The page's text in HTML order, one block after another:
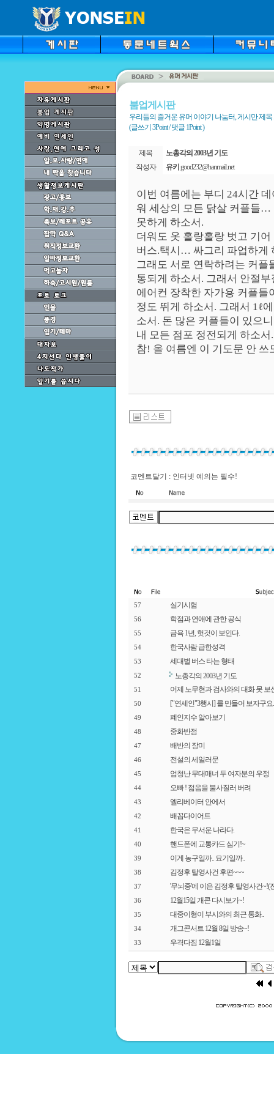
붐업게시판
우리들의 즐거운 유머 이야기 나눔터, 게시만 제
(글쓰기 3Point / 댓글 1Point )
제목
노총각의 2003년 기도
작성자
유키 good232@hanmail.net
이번 여름에는 부디 24시간
워 세상의 모든 닭살 커플들…
못하게 하소서.
더워도 옷 홀랑홀랑 벗고 기
버스.택시… 싸그리 파업하게
그래도 서로 연락하려는 커플
통되게 하소서. 그래서 안절
에어컨 장착한 자가용 커플
정도 뛰게 하소서. 그래서 1ℓ
소서. 돈 많은 커플들이 있으
내 모든 점포 정전되게 하소서.
참! 올 여름엔 이 기도문 안 쓰
코멘트달기 : 인터넷 예의는 필수!
57 실기시험
56 학점과 연애에 관한 공식
55 금욕 1년, 헛것이 보인다.
54 한국사람 급한성격
53 세대별 버스 타는 형태
52 노총각의 2003년 기도
51 어제 노무현과 검사와의 대화 못 보
50 ["연세인"3행시] 를 만들어 보자구요
49 폐인지수 알아보기
48 중화반점
47 배반의 장미
46 전설의 세일러문
45 엄청난 무대매너 두 여자분의 우정
44 오빠 ! 젊음을 불사질러 버려
43 엘리베이터 안에서
42 배꼽다이어트
41 한국은 무서운 나라다.
40 핸드폰에 교통카드 심기!~
39 이게 농구일까.. 묘기일까..
38 김정후 탈영사건 후편~~~
37 '무뇌중'에 이은 김정후 탈영사건~!(
36 12월15일 개콘 다시보기~!
35 대중이형이 부시와의 최근 통화..
34 개그콘서트 12월 8일 방송~!
33 우격다짐 12월1일